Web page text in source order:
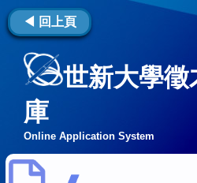
◀ 回上頁
世新大學
庫
Online Application System